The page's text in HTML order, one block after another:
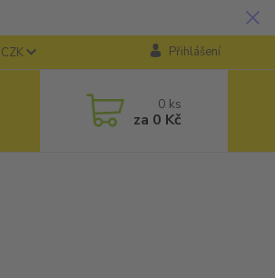
CZK Přihlášení
0 ks
za 0 Kč